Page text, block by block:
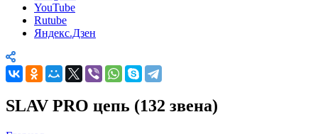
YouTube
Rutube
Яндекс.Дзен
SLAV PRO цепь (132 звена)